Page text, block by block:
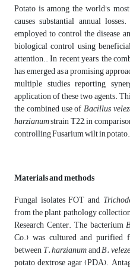
Potato is among the world's
causes substantial annual
employed to control the disease
biological control using
attention.. In recent years, the
has emerged as a promising
multiple studies reporting
application of these two agents.
the combined use ofBacillus
harzianumstrain T22, in
controlling Fusarium wilt in potato.
Materials and methods
Fungal isolates FOT and
from the plant pathology
Research Center. The bacterium
Co.) was cultured and purified
betweenT. harzianumandB.
potato dextrose agar (PDA).